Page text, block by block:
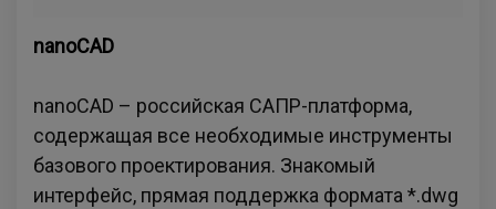
nanoCAD
nanoCAD – российская САПР-платформа,
содержащая все необходимые инструменты
базового проектирования. Знакомый
интерфейс, прямая поддержка формата *.dwg